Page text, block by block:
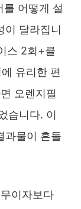
를 어떻게 설
이 달라집니
스 2회+클
유리한 편
오렌지필
습니다. 이
과물이 흔들
이자보다